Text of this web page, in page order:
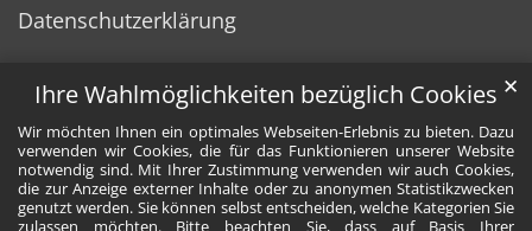
Ihre Wahlmöglichkeiten bezüglich Cookies
Wir möchten Ihnen ein optimales Webseiten-Erlebnis zu bieten. Dazu
verwenden wir Cookies, die für das Funktionieren unserer Website
notwendig sind. Mit Ihrer Zustimmung verwenden wir auch Cookies,
die zur Anzeige externer Inhalte oder zu anonymen Statistikzwecken
genutzt werden. Sie können selbst entscheiden, welche Kategorien Sie
zulassen möchten. Bitte beachten Sie, dass auf Basis Ihrer
✕
Datenschutzerklärung